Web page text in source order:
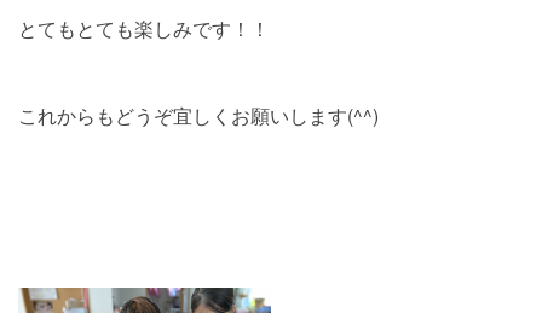
とてもとても楽しみです！！
これからもどうぞ宜しくお願いします(^^)